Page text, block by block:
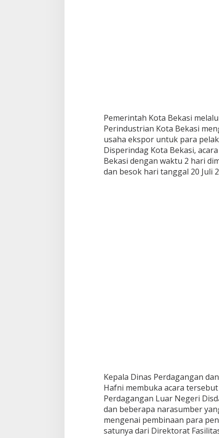
Pemerintah Kota Bekasi
Perindustrian Kota Bekasi
usaha ekspor untuk para
Disperindag Kota Bekasi,
Bekasi dengan waktu 2 hari
dan besok hari tanggal 20 Juli
Kepala Dinas Perdagangan
Hafni membuka acara
Perdagangan Luar Negeri
dan beberapa narasumber
mengenai pembinaan para
satunya dari Direktorat